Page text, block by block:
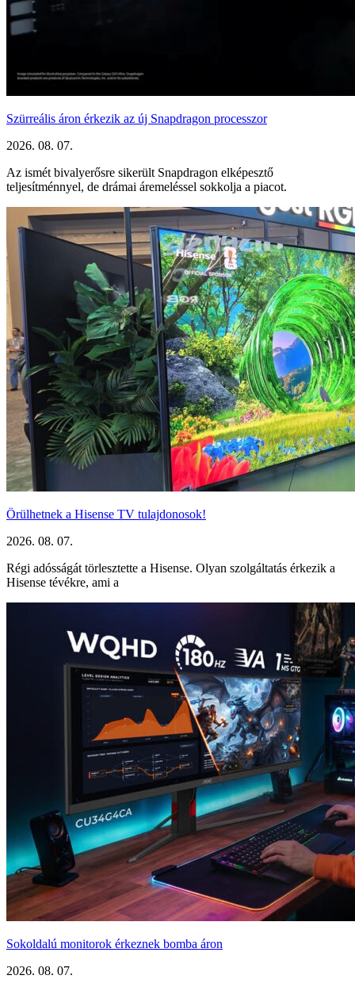
Szürreális áron érkezik az új Snapdragon processzor
2026. 08. 07.
Az ismét bivalyerősre sikerült Snapdragon elképesztő
teljesítménnyel, de drámai áremeléssel sokkolja a piacot.
Örülhetnek a Hisense TV tulajdonosok!
2026. 08. 07.
Régi adósságát törlesztette a Hisense. Olyan szolgáltatás érkezik a
Hisense tévékre, ami a
Sokoldalú monitorok érkeznek bomba áron
2026. 08. 07.